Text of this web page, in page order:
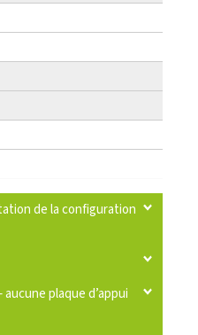
de la configuration
plaque d’appui